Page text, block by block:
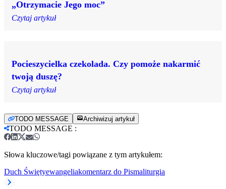
„Otrzymacie Jego moc”
Czytaj artykuł
Pocieszycielka czekolada. Czy pomoże nakarmić
twoją duszę?
Czytaj artykuł
TODO MESSAGE Archiwizuj artykuł
TODO MESSAGE :
Słowa kluczowe/tagi powiązane z tym artykułem:
Duch Świętyewangeliakomentarz do Pismaliturgia